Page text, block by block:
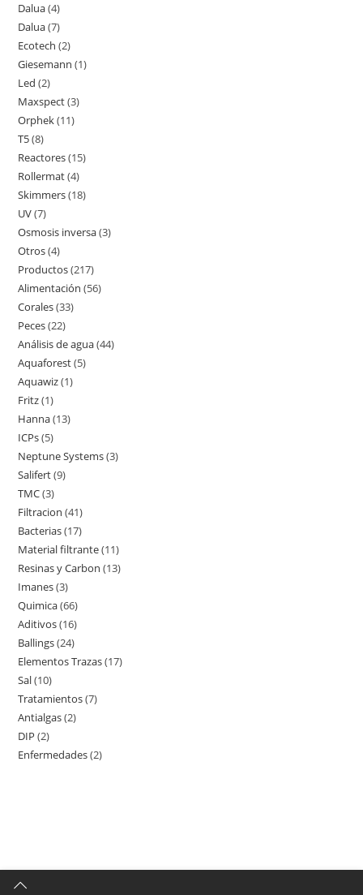
productos
Dalua 44
productos
Dalua 77
productos
Ecotech 22
productos
Giesemann 11
Led 22
productos
Maxspect 33
Orphek 1111
T5 88
productos
Reactores 1515
Rollermat 44
productos
Skimmers 1818
UV 77
productos
Osmosis inversa 33
Otros 44
productos
Productos 217217
productos
Alimentación 5656
Corales 3333
Peces 2222
productos
Análisis de agua 4444
Aquaforest 55
Aquawiz 11
Fritz 11
producto
Hanna 1313
ICPs 55
productos
Neptune Systems 33
Salifert 99
TMC 33
productos
Filtracion 4141
productos
Bacterias 1717
productos
Material filtrante 1111
productos
Resinas y Carbon 1313
Imanes 33
productos
Quimica 6666
productos
Aditivos 1616
productos
Ballings 2424
productos
Elementos Trazas 1717
Sal 1010
productos
Tratamientos 77
Antialgas 22
DIP 22
productos
Enfermedades 22